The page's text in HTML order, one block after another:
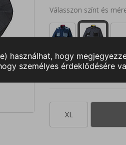
Válasszon színt és
S M L
XL